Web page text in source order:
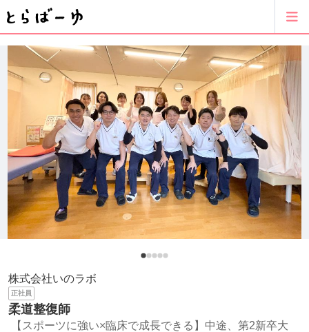
株式会社いのラボ
正社員
柔道整復師
【スポーツに強い×臨床で成長できる】中途、第2新卒大